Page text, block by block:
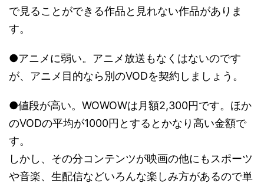
で見ることができる作品と見れない作品がありま
す。
●アニメに弱い。アニメ放送もなくはないのです
が、アニメ目的なら別のVODを契約しましょう。
●値段が高い。WOWOWは月額2,300円です。ほか
のVODの平均が1000円とするとかなり高い金額で
す。
しかし、その分コンテンツが映画の他にもスポーツ
や音楽、生配信などいろんな楽しみ方があるので単